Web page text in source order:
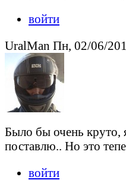
войти
UralMan Пн, 02/06/
Было бы очень круто,
поставлю.. Но это
войти